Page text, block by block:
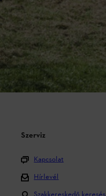
Szerviz
Kapcsolat
Hírlevél